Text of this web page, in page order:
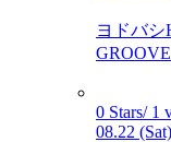
ヨドバ
0 Stars/ 1
08.22 (Sat)